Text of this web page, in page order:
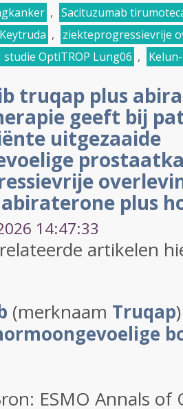
, Sacituzumab
Keytruda ,
ziekteprogressievrije
studie OptiTROP Lung06 ,
truqap plus
geeft bij
uitgezaaide
plus
14:47:33
artikelen
(merknaam Truqap
ESMO Annals of